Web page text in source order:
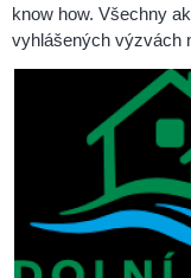
know how. Všechny
vyhlášených výzvách